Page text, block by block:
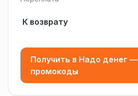
К возврату
Получить в Надо денег —
промокоды